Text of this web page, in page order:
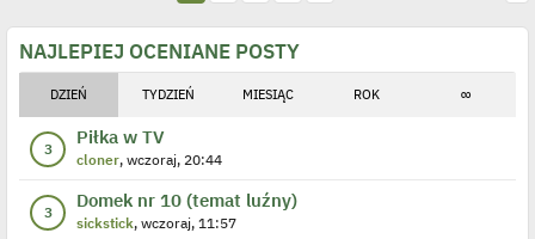
NAJLEPIEJ OCENIANE POSTY
DZIEŃ TYDZIEŃ MIESIĄC ROK ∞
3 Piłka w TV
cloner, wczoraj, 20:44
3 Domek nr 10 (temat luźny)
sickstick, wczoraj, 11:57